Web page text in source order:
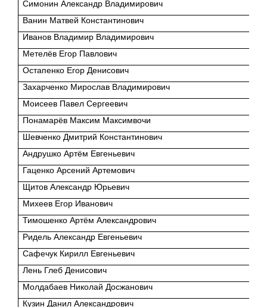
Симонин Александр Владимирович
Ванин Матвей Константинович
Иванов Владимир Владимирович
Метелёв Егор Павлович
Остапенко Егор Денисович
Захарченко Мирослав Владимирович
Моисеев Павел Сергеевич
Понамарёв Максим Максимвочи
Шевченко Дмитрий Константинович
Андрушко Артём Евгеньевич
Гаценко Арсений Артемович
Щитов Александр Юрьевич
Михеев Егор Иванович
Тимошенко Артём Александрович
Ридель Александр Евгеньевич
Сафечук Кирилл Евгеньевич
Лень Глеб Денисович
Молдабаев Николай Досжанович
Кузин Данил Александрович